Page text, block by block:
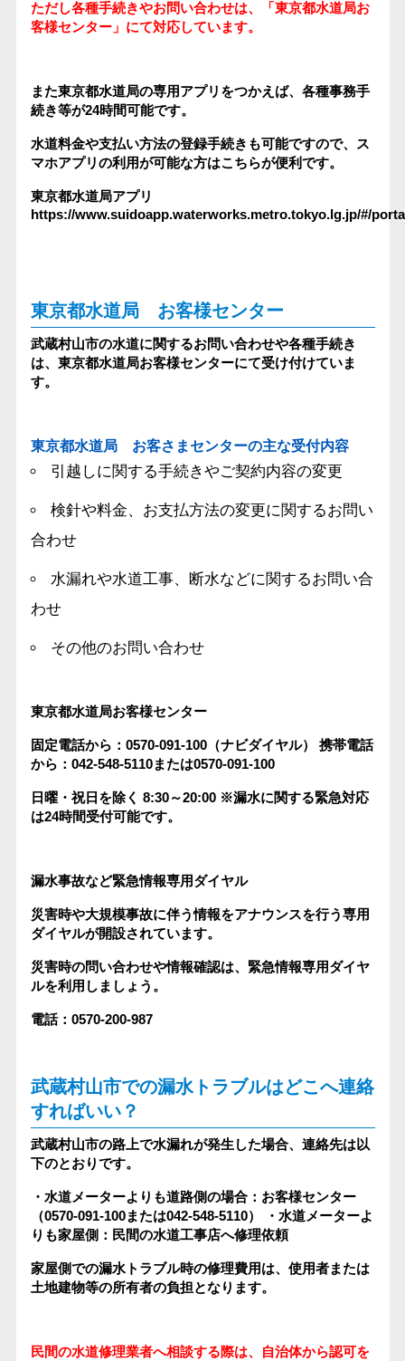
ただし各種手続きやお問い合わせは、「東京都水道局お
客様センター」にて対応しています。
また東京都水道局の専用アプリをつかえば、各種事務手
続き等が24時間可能です。
水道料金や支払い方法の登録手続きも可能ですので、ス
マホアプリの利用が可能な方はこちらが便利です。
東京都水道局アプリ
https://www.suidoapp.waterworks.metro.tokyo.lg.jp/#/
東京都水道局 お客様センター
武蔵村山市の水道に関するお問い合わせや各種手続き
は、東京都水道局お客様センターにて受け付けていま
す。
東京都水道局 お客さまセンターの主な受付内容
引越しに関する手続きやご契約内容の変更
検針や料金、お支払方法の変更に関するお問い
合わせ
水漏れや水道工事、断水などに関するお問い合
わせ
その他のお問い合わせ
東京都水道局お客様センター
固定電話から：0570-091-100（ナビダイヤル）
携帯電話
から：042-548-5110または0570-091-100
日曜・祝日を除く 8:30～20:00※漏水に関する緊急対応
は24時間受付可能です。
漏水事故など緊急情報専用ダイヤル
災害時や大規模事故に伴う情報をアナウンスを行う専用
ダイヤルが開設されています。
災害時の問い合わせや情報確認は、緊急情報専用ダイヤ
ルを利用しましょう。
電話：0570‐200‐987
武蔵村山市での漏水トラブルはどこへ連絡
すればいい？
武蔵村山市の路上で水漏れが発生した場合、連絡先は以
下のとおりです。
・水道メーターよりも道路側の場合：お客様センター
（0570-091-100または042-548-5110）
・水道メーターよ
りも家屋側：民間の水道工事店へ修理依頼
家屋側での漏水トラブル時の修理費用は、使用者または
土地建物等の所有者の負担となります。
民間の水道修理業者へ相談する際は、自治体から認可を